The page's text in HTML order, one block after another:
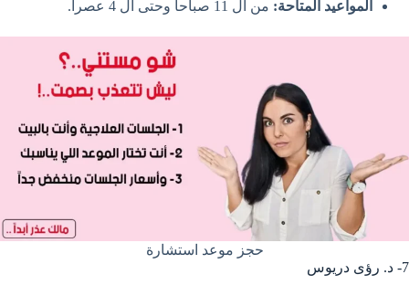
المواعيد المتاحة: من ال 11 صباحاً وحتى ال 4 عصراً.
حجز موعد استشارة
7- د. رؤى دريوس